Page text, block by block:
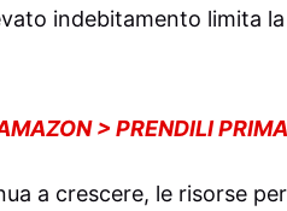
indebitamento limita
> PRENDILI
a crescere, le risorse